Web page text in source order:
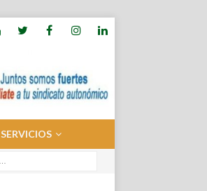
SERVICIOS